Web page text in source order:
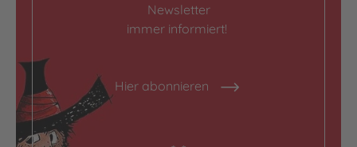
Newsletter
immer informiert!
Hier abonnieren